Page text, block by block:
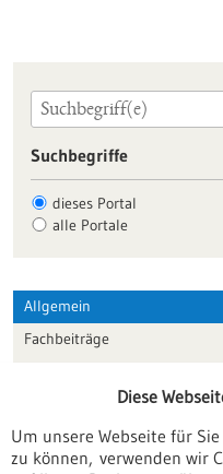
Suchbegriffe
dieses Portal
alle Portale
Allgemein
Fachbeiträge
Veranstaltungen
Erscheinungsdatum
Diese
Um unsere Webseite für
zu können, verwenden wir